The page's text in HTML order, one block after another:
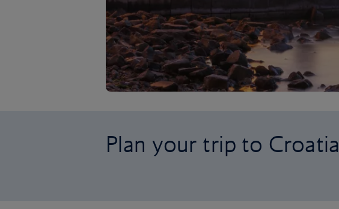
Plan your trip to Croatia